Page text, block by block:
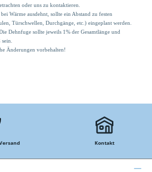
oder uns zu kontaktieren.
Wärme ausdehnt, sollte ein Abstand zu festen
Türschwellen, Durchgänge, etc.) eingeplant werden.
Dehnfuge sollte jeweils 1% der Gesamtlänge und
Änderungen vorbehalten!
Kontakt